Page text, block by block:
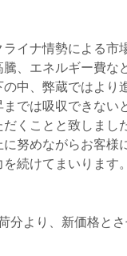
イナ情勢による市
、エネルギー費な
中、弊蔵ではより
では吸収できない
くことと致しまし
努めながらお客様
続けてまいります
より、新価格とさ